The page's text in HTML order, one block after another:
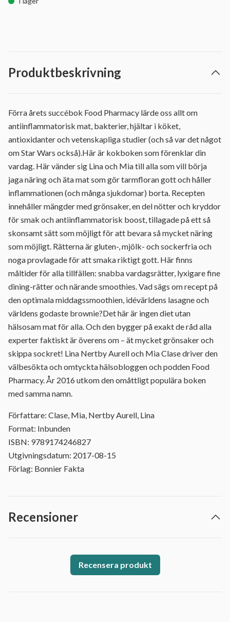
Produktbeskrivning
Förra årets succébok Food Pharmacy lärde oss allt om
antiinflammatorisk mat, bakterier, hjältar i köket,
antioxidanter och vetenskapliga studier (och så var det något
om Star Wars också).Här är kokboken som förenklar din
vardag. Här vänder sig Lina och Mia till alla som vill börja
jaga näring och äta mat som gör tarmfloran gott och håller
inflammationen (och många sjukdomar) borta. Recepten
innehåller mängder med grönsaker, en del nötter och kryddor
för smak och antiinflammatorisk boost, tillagade på ett så
skonsamt sätt som möjligt för att bevara så mycket näring
som möjligt. Rätterna är gluten-, mjölk- och sockerfria och
noga provlagade för att smaka riktigt gott. Här finns
måltider för alla tillfällen: snabba vardagsrätter, lyxigare fine
dining-rätter och närande smoothies. Vad sägs om recept på
den optimala middagssmoothien, idévärldens lasagne och
världens godaste brownie?Det här är ingen diet utan
hälsosam mat för alla. Och den bygger på exakt de råd alla
experter faktiskt är överens om – ät mycket grönsaker och
skippa sockret! Lina Nertby Aurell och Mia Clase driver den
välbesökta och omtyckta hälsobloggen och podden Food
Pharmacy. År 2016 utkom den omåttligt populära boken
med samma namn.
Författare: Clase, Mia, Nertby Aurell, Lina
Format: Inbunden
ISBN: 9789174246827
Utgivningsdatum: 2017-08-15
Förlag: Bonnier Fakta
Recensioner
Recensera produkt